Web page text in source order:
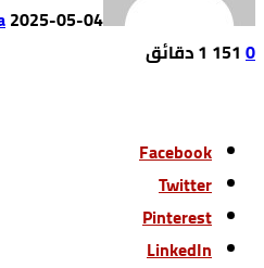
2025-05-04
0
151 1 ‫دقائق‬
Facebook
Twitter
Pinterest
LinkedIn